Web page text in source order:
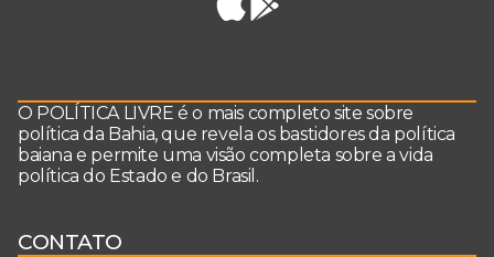
O POLÍTICA LIVRE é o mais completo site sobre
política da Bahia, que revela os bastidores da política
baiana e permite uma visão completa sobre a vida
política do Estado e do Brasil.
CONTATO